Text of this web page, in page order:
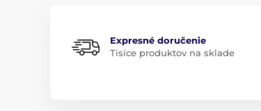
Expresné doručenie
Tisíce produktov na sklade